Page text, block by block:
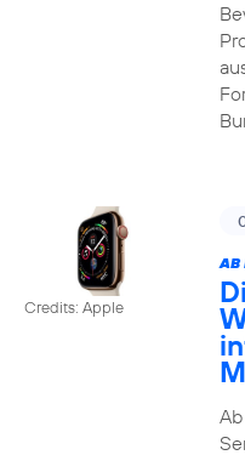
Credits: Apple
AB